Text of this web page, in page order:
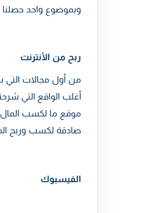
وبموضوع واحد حصلنا 76 ألف زائر مهتم بمجال سيو.
ربح من الأنترنت
من أول مجالات التي
أغلب الواقع التي
موقع ما لكسب المال
صادقة لكسب وربح
الفيسبوك